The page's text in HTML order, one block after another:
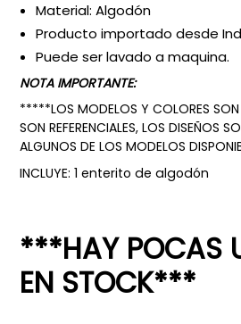
Material: Algodón
Producto importado desde
Puede ser lavado a maquina.
NOTA IMPORTANTE:
*****LOS MODELOS Y COLORES
SON REFERENCIALES, LOS DISEÑOS
ALGUNOS DE LOS MODELOS
INCLUYE: 1 enterito de algodón
***HAY POCAS
EN STOCK***